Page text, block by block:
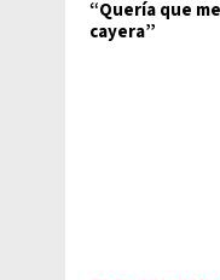
“Quería que me
cayera”